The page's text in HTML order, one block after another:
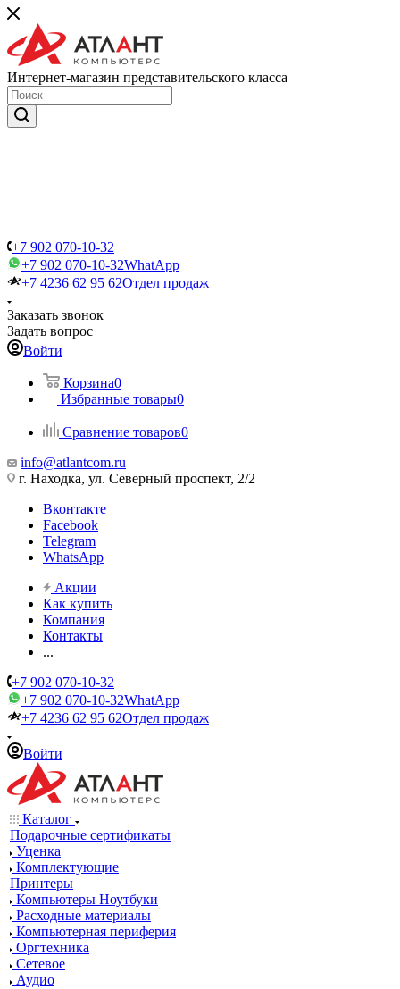
Интернет-магазин представительского класса
+7 902 070-10-32
+7 902 070-10-32WhatApp
+7 4236 62 95 62Отдел продаж
Заказать звонок
Задать вопрос
Войти
Корзина0
Избранные товары0
Сравнение товаров0
info@atlantcom.ru
г. Находка, ул. Северный проспект, 2/2
Вконтакте
Facebook
Telegram
WhatsApp
Акции
Как купить
Компания
Контакты
...
+7 902 070-10-32
+7 902 070-10-32WhatApp
+7 4236 62 95 62Отдел продаж
Войти
Каталог
Подарочные сертификаты
Уценка
Комплектующие
Принтеры
Компьютеры Ноутбуки
Расходные материалы
Компьютерная периферия
Оргтехника
Сетевое
Аудио